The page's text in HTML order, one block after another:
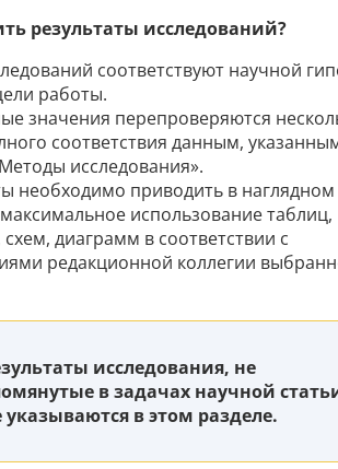
результаты исследований?
соответствуют научной
работы.
значения перепроверяются
соответствия данным,
исследования».
необходимо приводить в наглядном
использование таблиц,
диаграмм в соответствии с
редакционной коллегии
исследования, не
в задачах научной
указываются в этом разделе.